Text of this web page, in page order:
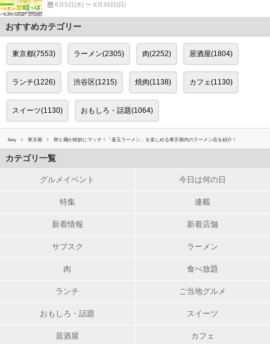
8月5日(水) 〜 8月30日(日)
おすすめカテゴリー
東京都(7553) ラーメン(2305) 肉(2252) 居酒屋(1804)
ランチ(1226) 渋谷区(1215) 焼肉(1138) カフェ(1130)
スイーツ(1130) おもしろ・話題(1064)
favy 東京都 卵と麺が絶妙にマッチ！「釜玉ラーメン」を楽しめる東京都内のラーメン店を紹介！
カテゴリ一覧
グルメイベント 今日は何の日
特集 連載
新着情報 新着店舗
サブスク ラーメン
肉 食べ放題
ランチ ご当地グルメ
おもしろ・話題 スイーツ
居酒屋 カフェ